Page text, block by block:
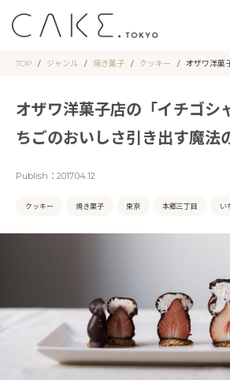
TOP ジャンル 焼き菓子 クッキー
オザワ洋菓
オザワ洋菓子店の「イチゴシ
ちごのおいしさ引き出す魔法
Publish： 2017.04.12
クッキー 焼き菓子 東京 本郷三丁目 い